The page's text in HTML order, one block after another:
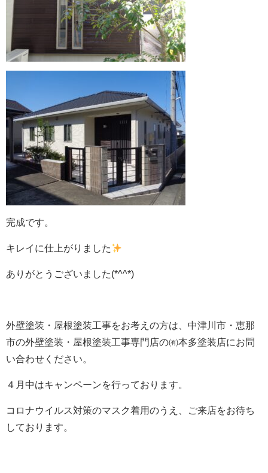
完成です。
キレイに仕上がりました
ありがとうございました(*^^*)
外壁塗装・屋根塗装工事をお考えの方は、中津川市・恵那
市の外壁塗装・屋根塗装工事専門店の㈲本多塗装店にお問
い合わせください。
４月中はキャンペーンを行っております。
コロナウイルス対策のマスク着用のうえ、ご来店をお待ち
しております。